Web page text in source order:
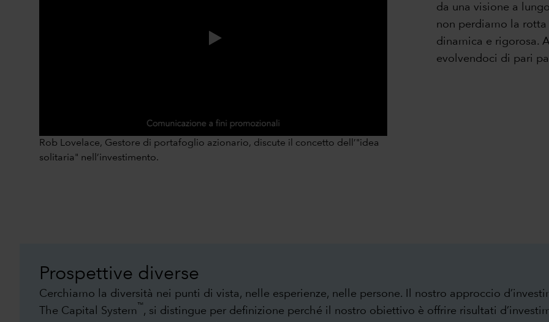
Rob Lovelace, Gestore di portafoglio azionario, discute il concetto dell’"idea
solitaria" nell’investimento.
da una visione a
non perdiamo la
dinamica e rigorosa.
evolvendoci di pari
Prospettive diverse
Cerchiamo la diversità nei punti di vista, nelle esperienze, nelle persone. Il nostro approccio
The Capital System
™
, si distingue per definizione perché il nostro obiettivo è offrire risultati